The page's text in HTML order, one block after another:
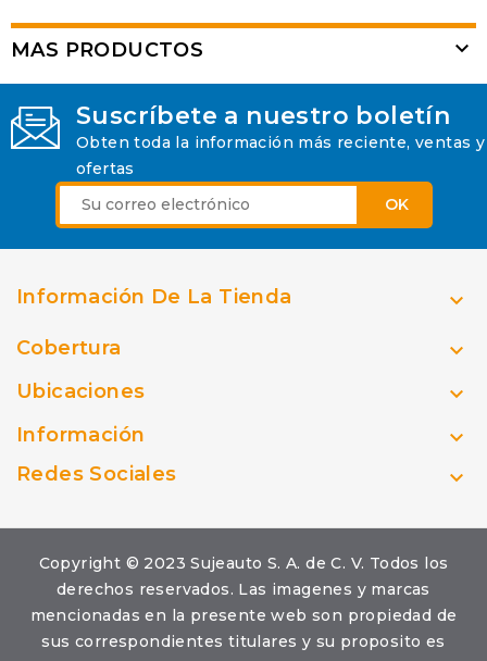
MAS PRODUCTOS 
Suscríbete a nuestro boletín
Obten toda la información más reciente, ventas y
ofertas
Información De La Tienda 
Cobertura 
Ubicaciones 
Información 
Redes Sociales 
Copyright © 2023 Sujeauto S. A. de C. V. Todos los
derechos reservados. Las imagenes y marcas
mencionadas en la presente web son propiedad de
sus correspondientes titulares y su proposito es